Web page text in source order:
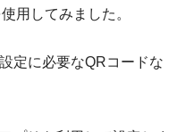
用してみました。
定に必要なQRコードな